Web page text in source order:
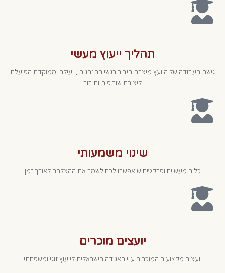
תהליך ייעוץ מעשי
גישת העבודה של היועץ מיצרת חיבור רגשי התנהגותי, יעילה וממוקדת הפועלת
ליצירת שותפות וחיבור
שינוי משמעותי
כלים מעשיים ופרקטים שיאפשרו לכם לשמר את ההצלחה לאורך זמן
יועצים מוכרים
יועצים מקצועים המוכרים ע"י האגודה הישראלית לייעוץ זוגי ומשפחתי